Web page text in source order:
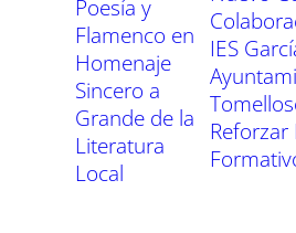
Poesía y
Flamenco en
Homenaje
Sincero a
Grande de la
Literatura
Local
IES
Reforzar